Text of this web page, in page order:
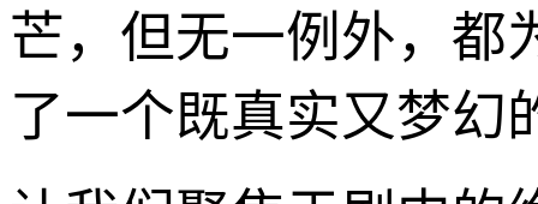
芒，但无一例外，都
了一个既真实又梦幻